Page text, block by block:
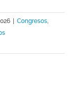
Congresos,